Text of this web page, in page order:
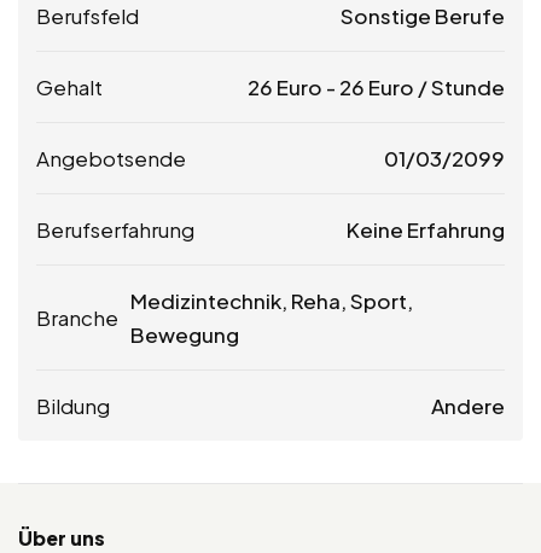
Berufsfeld Sonstige Berufe
Gehalt 26 Euro - 26 Euro / Stunde
Angebotsende 01/03/2099
Berufserfahrung Keine Erfahrung
Branche
Medizintechnik, Reha, Sport,
Bewegung
Bildung Andere
Über uns